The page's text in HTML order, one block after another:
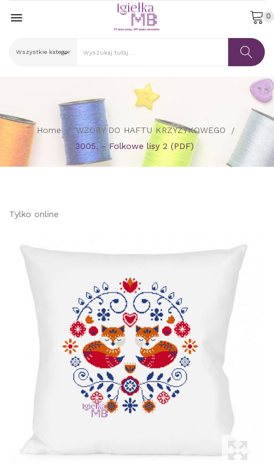
 0
Home
WZORY DO HAFTU KRZYŻYKOWEGO
3005. - Folkowe lisy 2 (PDF)
Tylko online